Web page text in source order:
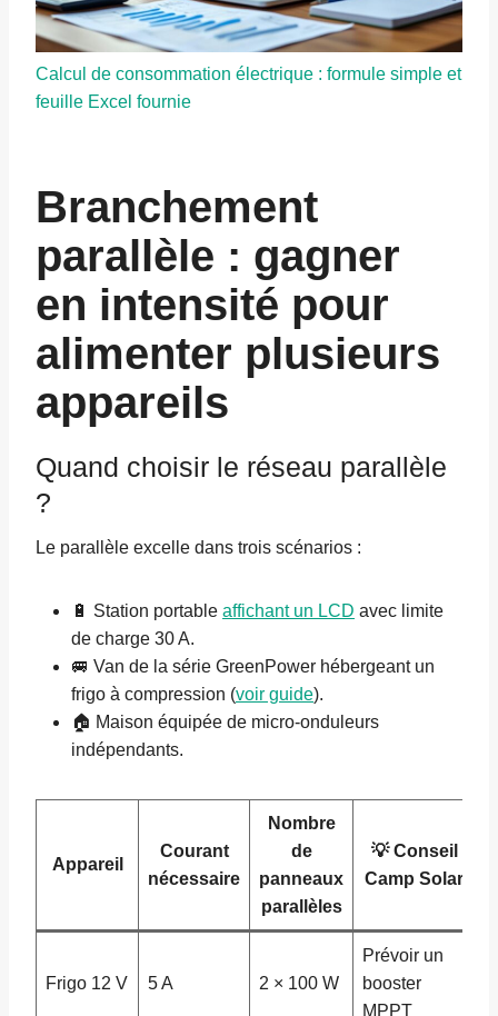
Calcul de consommation électrique : formule simple et
feuille Excel fournie
Branchement
parallèle : gagner
en intensité pour
alimenter plusieurs
appareils
Quand choisir le réseau parallèle
?
Le parallèle excelle dans trois scénarios :
🔋 Station portable affichant un LCD avec limite
de charge 30 A.
🚐 Van de la série GreenPower hébergeant un
frigo à compression (voir guide).
🏠 Maison équipée de micro-onduleurs
indépendants.
Appareil
Courant
nécessaire
Nombre
de
panneaux
parallèles
💡 Conseil
Camp Solar
Frigo 12 V 5 A 2 × 100 W
Prévoir un
booster
MPPT